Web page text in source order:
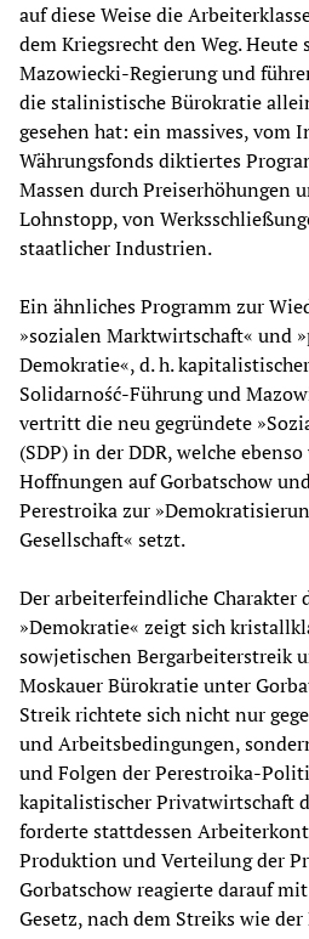
auf diese Weise die
dem Kriegsrecht den Weg.
Mazowiecki-Regierung und
die stalinistische Bürokratie
gesehen hat: ein massives, vom
Währungsfonds diktiertes
Massen durch Preiserhöhungen
Lohnstopp, von
staatlicher Industrien.
Ein ähnliches Programm zur
»sozialen Marktwirtschaft« und
Demokratie«, d. h.
Solidarność-Führung und
vertritt die neu gegründete
(SDP) in der DDR, welche
Hoffnungen auf Gorbatschow
Perestroika zur
Gesellschaft« setzt.
Der arbeiterfeindliche Charakter
»Demokratie« zeigt sich
sowjetischen Bergarbeiterstreik
Moskauer Bürokratie unter
Streik richtete sich nicht nur
und Arbeitsbedingungen,
und Folgen der Perestroika-
kapitalistischer Privatwirtschaft
forderte stattdessen
Produktion und Verteilung der
Gorbatschow reagierte darauf
Gesetz, nach dem Streiks wie